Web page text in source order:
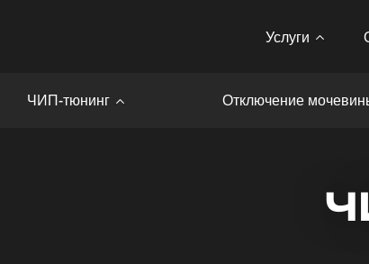
Услуги
ЧИП-тюнинг Отключение